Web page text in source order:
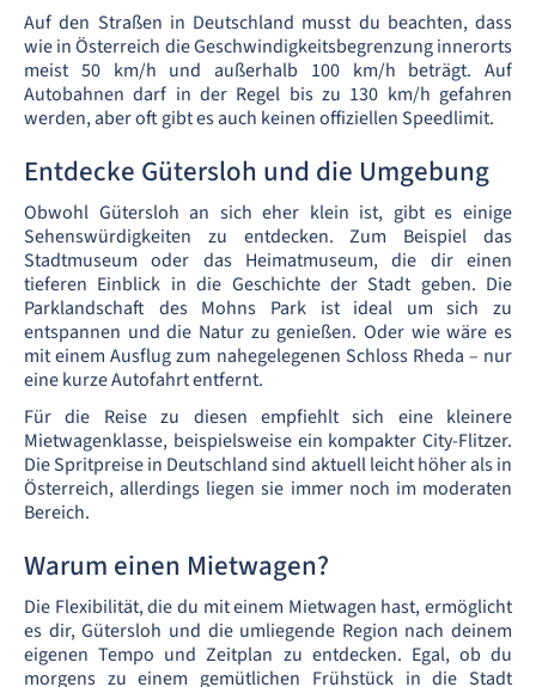
Auf den Straßen in Deutschland musst du beachten, dass
wie in Österreich die Geschwindigkeitsbegrenzung innerorts
meist 50 km/h und außerhalb 100 km/h beträgt. Auf
Autobahnen darf in der Regel bis zu 130 km/h gefahren
werden, aber oft gibt es auch keinen offiziellen Speedlimit.
Entdecke Gütersloh und die Umgebung
Obwohl Gütersloh an sich eher klein ist, gibt es einige
Sehenswürdigkeiten zu entdecken. Zum Beispiel das
Stadtmuseum oder das Heimatmuseum, die dir einen
tieferen Einblick in die Geschichte der Stadt geben. Die
Parklandschaft des Mohns Park ist ideal um sich zu
entspannen und die Natur zu genießen. Oder wie wäre es
mit einem Ausflug zum nahegelegenen Schloss Rheda – nur
eine kurze Autofahrt entfernt.
Für die Reise zu diesen empfiehlt sich eine kleinere
Mietwagenklasse, beispielsweise ein kompakter City-Flitzer.
Die Spritpreise in Deutschland sind aktuell leicht höher als in
Österreich, allerdings liegen sie immer noch im moderaten
Bereich.
Warum einen Mietwagen?
Die Flexibilität, die du mit einem Mietwagen hast, ermöglicht
es dir, Gütersloh und die umliegende Region nach deinem
eigenen Tempo und Zeitplan zu entdecken. Egal, ob du
morgens zu einem gemütlichen Frühstück in die Stadt